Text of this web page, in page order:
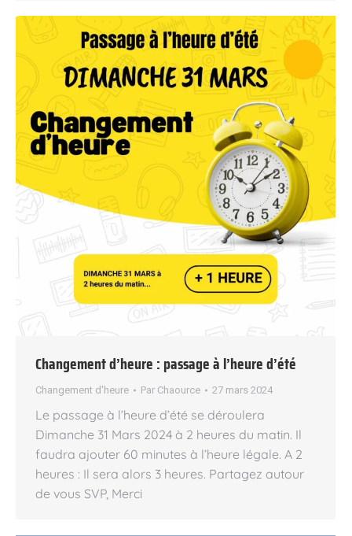
Changement d’heure : passage à l’heure d’été
Changement d'heure Par Chaource 27 mars 2024
Le passage à l’heure d’été se déroulera
Dimanche 31 Mars 2024 à 2 heures du matin. Il
faudra ajouter 60 minutes à l’heure légale. A 2
heures : Il sera alors 3 heures. Partagez autour
de vous SVP, Merci